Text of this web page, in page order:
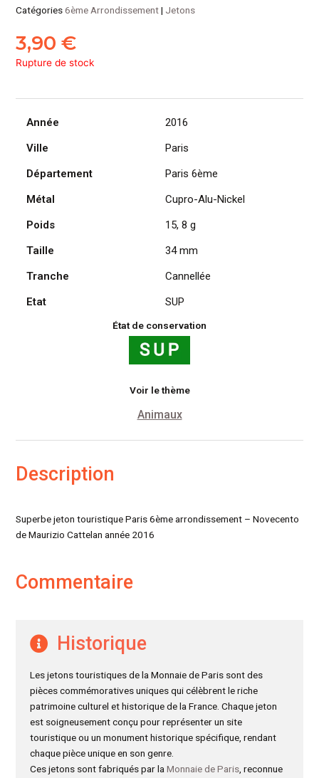
Catégories6ème Arrondissement| Jetons
3,90€
Rupture de stock
Année
2016
Ville
Paris
Département
Paris 6ème
Métal
Cupro-Alu-Nickel
Poids
15, 8 g
Taille
34 mm
Tranche
Cannellée
Etat
SUP
État de conservation
Voir le thème
Animaux
Description
Superbe jeton touristique Paris 6ème arrondissement – Novecento
de Maurizio Cattelan année 2016
Commentaire
Historique
Les jetons touristiques de la Monnaie de Paris sont des
pièces commémoratives uniques qui célèbrent le riche
patrimoine culturel et historique de la France. Chaque jeton
est soigneusement conçu pour représenter un site
touristique ou un monument historique spécifique, rendant
chaque pièce unique en son genre.
Ces jetons sont fabriqués par laMonnaie de Paris , reconnue